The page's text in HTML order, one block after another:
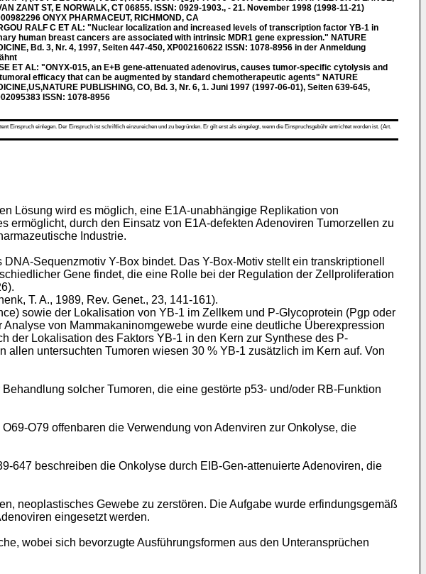
ZANT ST, E NORWALK, CT 06855. ISSN: 0929-1903., - 21. November 1998 (1998-11-21)
ONYX PHARMACEUT, RICHMOND, CA
RALF C ET AL: "Nuclear localization and increased levels of transcription factor YB-1 in
human breast cancers are associated with intrinsic MDR1 gene expression." NATURE
Bd. 3, Nr. 4, 1997, Seiten 447-450, XP002160622 ISSN: 1078-8956 in der Anmeldung
ET AL: "ONYX-015, an E+B gene-attenuated adenovirus, causes tumor-specific cytolysis and
efficacy that can be augmented by standard chemotherapeutic agents" NATURE
PUBLISHING, CO, Bd. 3, Nr. 6, 1. Juni 1997 (1997-06-01), Seiten 639-645,
ISSN: 1078-8956
Einspruch einlegen. Der Einspruch ist schriftlich einzureichen und zu begründen. Er gilt erst als eingelegt, wenn die Einspruchsgebühr entrichtet worden ist. (Art.
Lösung wird es möglich, eine E1A-unabhängige Replikation von
durch den Einsatz von E1A-defekten Adenoviren Tumorzellen zu
Industrie.
Sequenzmotiv Y-Box bindet. Das Y-Box-Motiv stellt ein transkriptionell
Gene findet, die eine Rolle bei der Regulation der Zellproliferation
T. A., 1989, Rev. Genet., 23, 141-161).
sowie der Lokalisation von YB-1 im Zellkem und P-Glycoprotein (Pgp oder
von Mammakaninomgewebe wurde eine deutliche Überexpression
der Lokalisation des Faktors YB-1 in den Kern zur Synthese des P-
untersuchten Tumoren wiesen 30 % YB-1 zusätzlich im Kern auf. Von
solcher Tumoren, die eine gestörte p53- und/oder RB-Funktion
O79 offenbaren die Verwendung von Adenviren zur Onkolyse, die
647 beschreiben die Onkolyse durch EIB-Gen-attenuierte Adenoviren, die
neoplastisches Gewebe zu zerstören. Die Aufgabe wurde erfindungsgemäß
eingesetzt werden.
wobei sich bevorzugte Ausführungsformen aus den Unteransprüchen